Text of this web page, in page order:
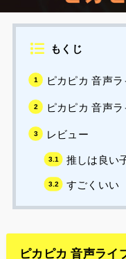
もくじ
ピカピカ 音声
ピカピカ 音声
レビュー
推しは良い
すごくいい
ピカピカ 音声ライ